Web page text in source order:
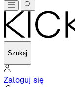
Szukaj
Zaloguj się